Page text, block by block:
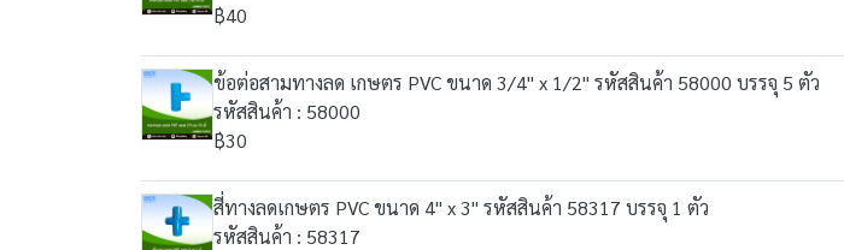
฿40
ข้อต่อสามทางลด เกษตร PVC ขนาด 3/4" x 1/2" รหัสสินค้า 58000 บรรจุ 5 ตัว
รหัสสินค้า : 58000
฿30
สี่ทางลดเกษตร PVC ขนาด 4" x 3" รหัสสินค้า 58317 บรรจุ 1 ตัว
รหัสสินค้า : 58317